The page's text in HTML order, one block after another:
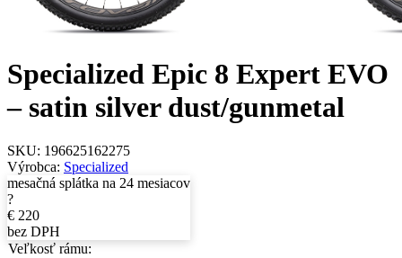
Specialized Epic 8 Expert EVO
– satin silver dust/gunmetal
SKU: 196625162275
Výrobca: Specialized
mesačná splátka na 24 mesiacov
?
€ 220
bez DPH
Veľkosť rámu: